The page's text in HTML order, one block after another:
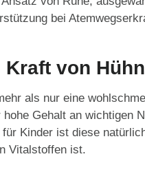
bei
Kraft von
als nur eine
hohe Gehalt an wichtigen
Kinder ist diese
Vitalstoffen ist.